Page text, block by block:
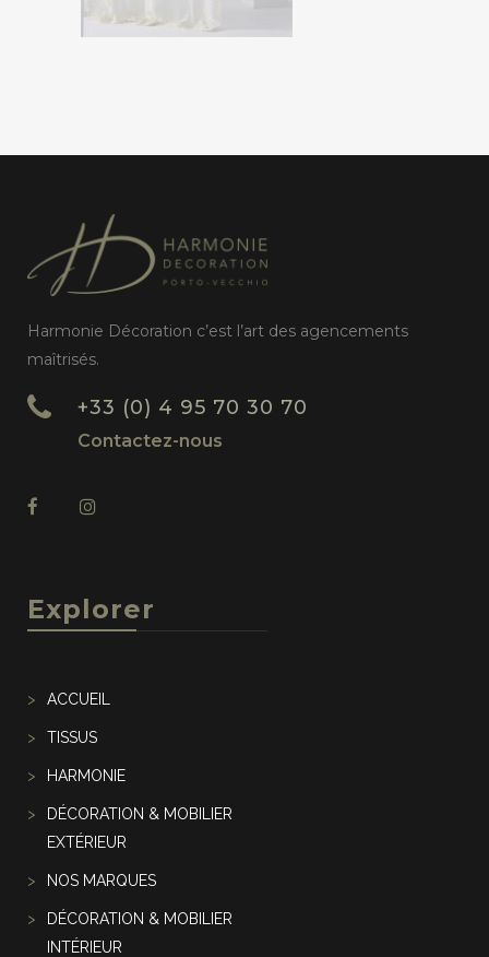
Harmonie Décoration c’est l’art des agencements
maîtrisés.
+33 (0) 4 95 70 30 70
Contactez-nous
Explorer
ACCUEIL
TISSUS
HARMONIE
DÉCORATION & MOBILIER
EXTÉRIEUR
NOS MARQUES
DÉCORATION & MOBILIER
INTÉRIEUR